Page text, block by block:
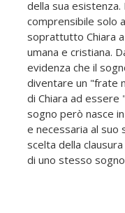
della sua esistenza.
comprensibile solo
soprattutto Chiara
umana e cristiana.
evidenza che il
diventare un "frate
di Chiara ad
sogno però nasce
e necessaria al suo
scelta della
di uno stesso